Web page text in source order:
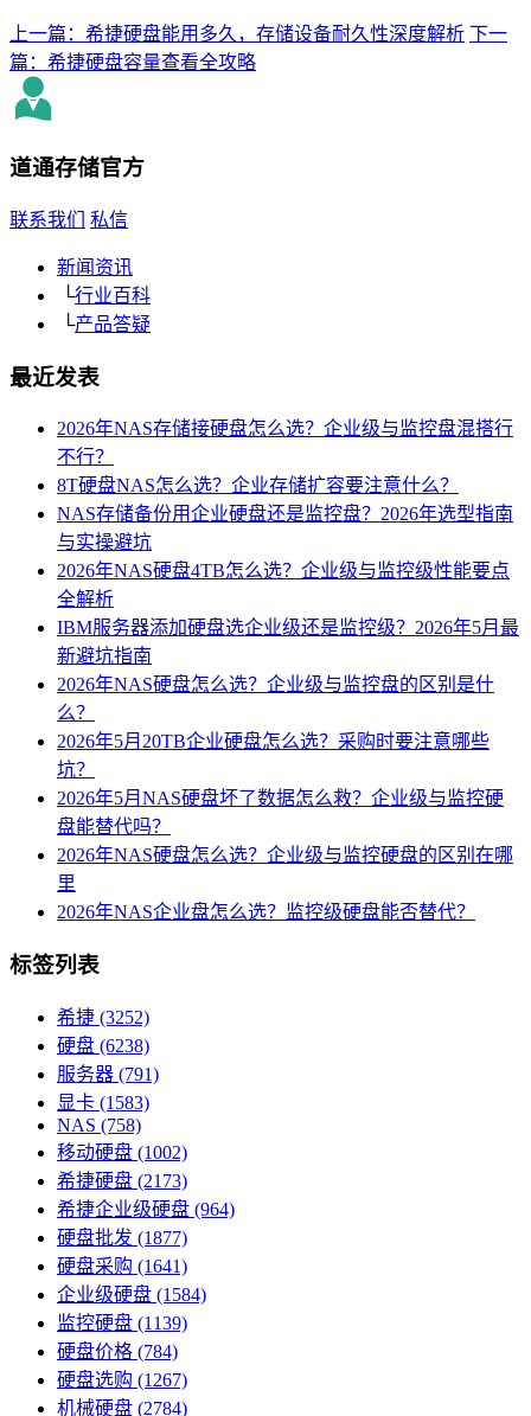
上一篇：希捷硬盘能用多久，存储设备耐久性深度解析 下一
篇：希捷硬盘容量查看全攻略
道通存储官方
联系我们 私信
新闻资讯
└行业百科
└产品答疑
最近发表
2026年NAS存储接硬盘怎么选？企业级与监控盘混搭行
不行？
8T硬盘NAS怎么选？企业存储扩容要注意什么？
NAS存储备份用企业硬盘还是监控盘？2026年选型指南
与实操避坑
2026年NAS硬盘4TB怎么选？企业级与监控级性能要点
全解析
IBM服务器添加硬盘选企业级还是监控级？2026年5月最
新避坑指南
2026年NAS硬盘怎么选？企业级与监控盘的区别是什
么？
2026年5月20TB企业硬盘怎么选？采购时要注意哪些
坑？
2026年5月NAS硬盘坏了数据怎么救？企业级与监控硬
盘能替代吗？
2026年NAS硬盘怎么选？企业级与监控硬盘的区别在哪
里
2026年NAS企业盘怎么选？监控级硬盘能否替代？
标签列表
希捷 (3252)
硬盘 (6238)
服务器 (791)
显卡 (1583)
NAS (758)
移动硬盘 (1002)
希捷硬盘 (2173)
希捷企业级硬盘 (964)
硬盘批发 (1877)
硬盘采购 (1641)
企业级硬盘 (1584)
监控硬盘 (1139)
硬盘价格 (784)
硬盘选购 (1267)
机械硬盘 (2784)